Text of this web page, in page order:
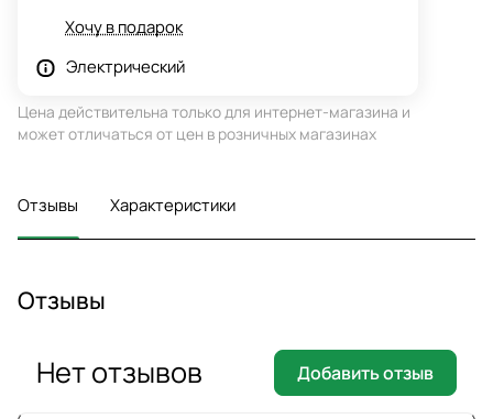
Хочу в подарок
Электрический
Цена действительна только для интернет-магазина и
может отличаться от цен в розничных магазинах
Отзывы Характеристики
Отзывы
Нет отзывов Добавить отзыв